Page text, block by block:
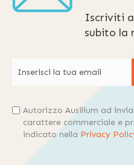
Iscriviti
subito la
Autorizzo Ausilium ad
carattere commerciale e
indicato nella Privacy